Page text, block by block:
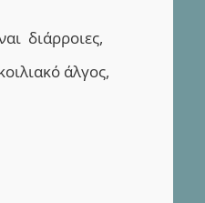
διάρροιες,
άλγος,